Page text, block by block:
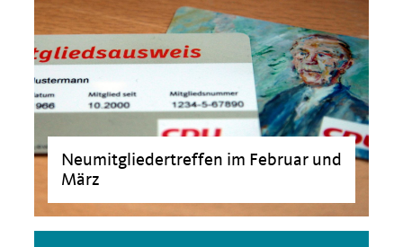
Neumitgliedertreffen im Februar und
März